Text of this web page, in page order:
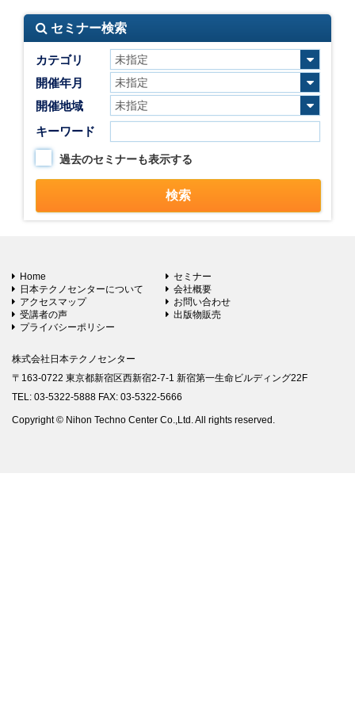
セミナー検索
カテゴリ
開催年月
開催地域
キーワード
過去のセミナーも表示する
Home
セミナー
日本テクノセンターについて
会社概要
アクセスマップ
お問い合わせ
受講者の声
出版物販売
プライバシーポリシー
株式会社日本テクノセンター
〒163-0722 東京都新宿区西新宿2-7-1 新宿第一生命ビルディング22F
TEL: 03-5322-5888 FAX: 03-5322-5666
Copyright © Nihon Techno Center Co.,Ltd. All rights reserved.